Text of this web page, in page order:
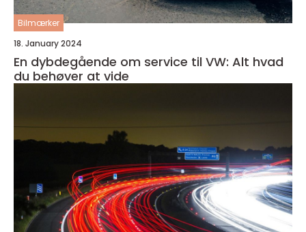
Bilmærker
18. January 2024
En dybdegående om service til VW: Alt hvad
du behøver at vide